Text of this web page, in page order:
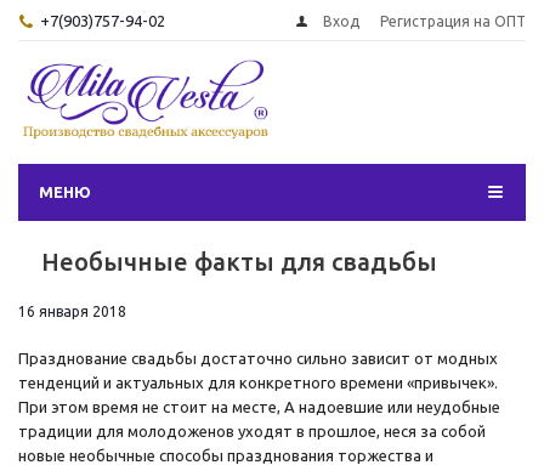
+7(903)757-94-02 Вход Регистрация на ОПТ
МЕНЮ
Необычные факты для свадьбы
16 января 2018
Празднование свадьбы достаточно сильно зависит от модных
тенденций и актуальных для конкретного времени «привычек».
При этом время не стоит на месте, А надоевшие или неудобные
традиции для молодоженов уходят в прошлое, неся за собой
новые необычные способы празднования торжества и